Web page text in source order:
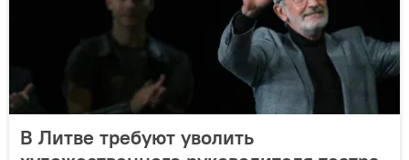
В Литве требуют уволить